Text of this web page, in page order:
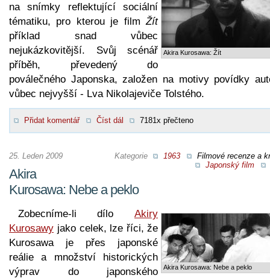
Akira Kurosawa: Žít
na snímky reflektující sociální
tématiku, pro kterou je film Žít
příklad snad vůbec
nejukázkovitější. Svůj scénář
příběh, převedený do
poválečného Japonska, založen na motivy povídky
vůbec nejvyšší - Lva Nikolajeviče Tolstého.
Přidat komentář Číst dál 7181x přečteno
Kategorie 1963
Filmové recenze a
Japonský film
25. Leden 2009
Akira
Kurosawa: Nebe a peklo
Akira Kurosawa: Nebe a peklo
Zobecníme-li dílo Akiry
Kurosawy jako celek, lze říci, že
Kurosawa je přes japonské
reálie a množství historických
výprav do japonského